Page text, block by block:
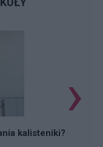
kalisteniki?
›